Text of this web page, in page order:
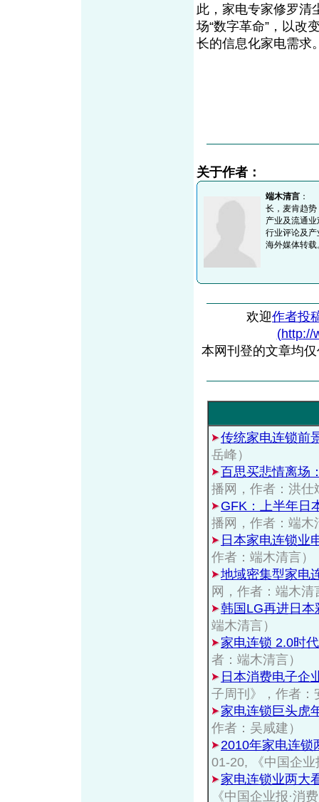
此，家电专家修罗清
场“数字革命”，以改
长的信息化家电需求
关于作者：
端木清言 ：
长，麦肯趋
产业及流通
行业评论及
海外媒体转
欢迎作者投
(http://
本网刊登的文章均
传统家电连锁前
岳峰）
百思买悲情离场
播网，作者：洪仕
GFK：上半年日
播网，作者：端木
日本家电连锁业
作者：端木清言）
地域密集型家电
网，作者：端木清
韩国LG再进日本
端木清言）
家电连锁 2.0时
者：端木清言）
日本消费电子企
子周刊》，作者：
家电连锁巨头虎
作者：吴咸建）
2010年家电连锁
01-20, 《中国企
家电连锁业两大
《中国企业报·消